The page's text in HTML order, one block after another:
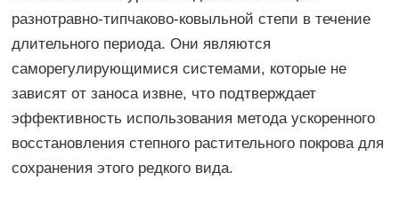
разнотравно-типчаково-ковыльной степи в течение
длительного периода. Они являются
саморегулирующимися системами, которые не
зависят от заноса извне, что подтверждает
эффективность использования метода ускоренного
восстановления степного растительного покрова для
сохранения этого редкого вида.